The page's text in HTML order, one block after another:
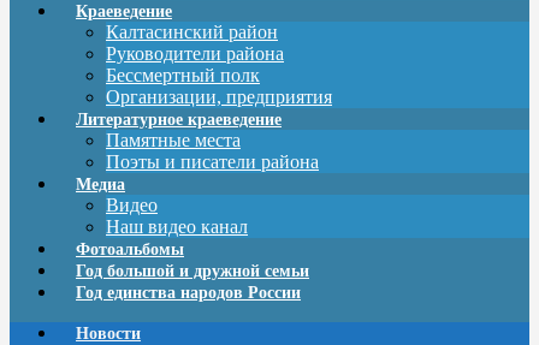
Краеведение
Калтасинский район
Руководители района
Бессмертный полк
Организации, предприятия
Литературное краеведение
Памятные места
Поэты и писатели района
Медиа
Видео
Наш видео канал
Фотоальбомы
Год большой и дружной семьи
Год единства народов России
Новости